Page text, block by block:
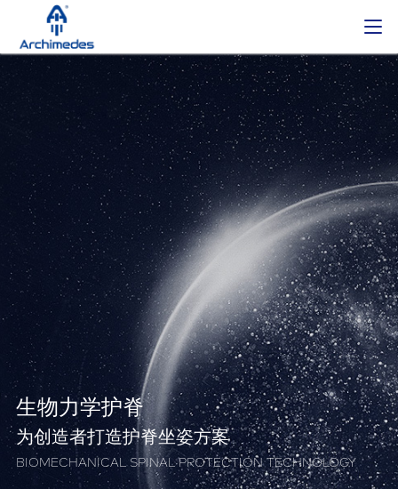
生物力学护脊
为创造者打造护脊坐姿方案
BIOMECHANICAL SPINAL PROTECTION TECHNOLOGY